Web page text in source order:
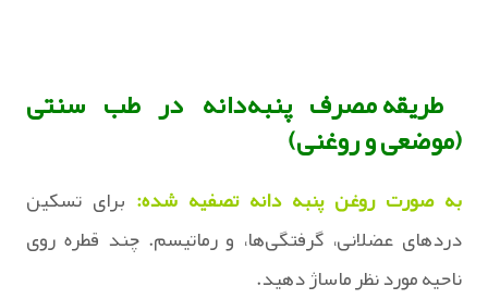
طریقه مصرف پنبه‌دانه در طب سنتی
(موضعی و روغنی)
به صورت روغن پنبه‌ دانه تصفیه‌ شده: برای تسکین
دردهای عضلانی، گرفتگی‌ها، و رماتیسم. چند قطره روی
ناحیه مورد نظر ماساژ دهید.